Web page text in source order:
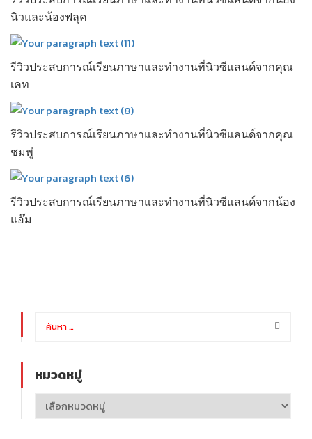
นิวและน้องฟลุค
รีวิวประสบการณ์เรียนภาษาและทำงานที่นิวซีแลนด์จากคุณ
เคท
รีวิวประสบการณ์เรียนภาษาและทำงานที่นิวซีแลนด์จากคุณ
ชมพู่
รีวิวประสบการณ์เรียนภาษาและทำงานที่นิวซีแลนด์จากน้อง
แอ๊ม
หมวดหมู่